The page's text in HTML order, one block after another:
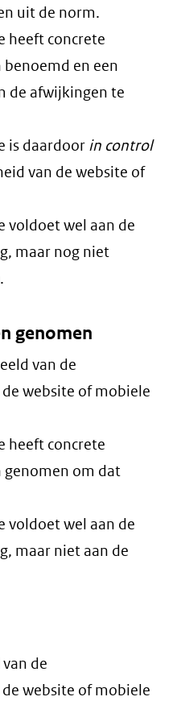
uit de norm.
heeft concrete
en een
de afwijkingen te
is daardoor in control
van de website of
voldoet wel aan de
maar nog niet
genomen
van de
website of mobiele
heeft concrete
om dat
voldoet wel aan de
maar niet aan de
de
website of mobiele